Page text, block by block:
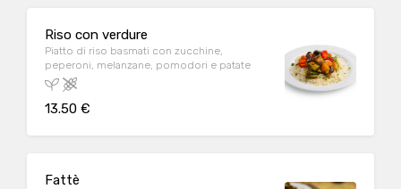
Riso con verdure
Piatto di riso basmati con zucchine,
peperoni, melanzane, pomodori e patate
13.50 €
Fattè